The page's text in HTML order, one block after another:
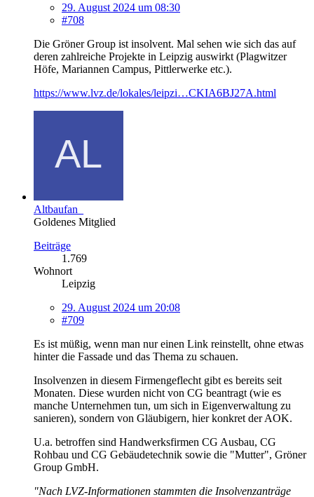
29. August 2024 um 08:30
#708
Die Gröner Group ist insolvent. Mal sehen wie sich das auf
deren zahlreiche Projekte in Leipzig auswirkt (Plagwitzer
Höfe, Mariannen Campus, Pittlerwerke etc.).
https://www.lvz.de/lokales/leipzi…CKIA6BJ27A.html
Altbaufan_
Goldenes Mitglied
Beiträge
1.769
Wohnort
Leipzig
29. August 2024 um 20:08
#709
Es ist müßig, wenn man nur einen Link reinstellt, ohne etwas
hinter die Fassade und das Thema zu schauen.
Insolvenzen in diesem Firmengeflecht gibt es bereits seit
Monaten. Diese wurden nicht von CG beantragt (wie es
manche Unternehmen tun, um sich in Eigenverwaltung zu
sanieren), sondern von Gläubigern, hier konkret der AOK.
U.a. betroffen sind Handwerksfirmen CG Ausbau, CG
Rohbau und CG Gebäudetechnik sowie die "Mutter", Gröner
Group GmbH.
"Nach LVZ-Informationen stammten die Insolvenzanträge